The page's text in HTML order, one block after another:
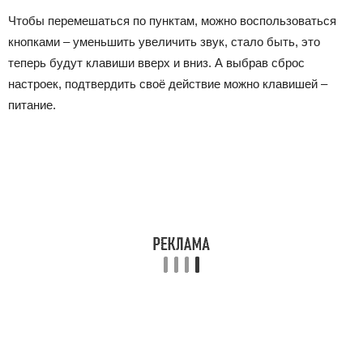
Чтобы перемешаться по пунктам, можно воспользоваться
кнопками – уменьшить увеличить звук, стало быть, это
теперь будут клавиши вверх и вниз. А выбрав сброс
настроек, подтвердить своё действие можно клавишей –
питание.